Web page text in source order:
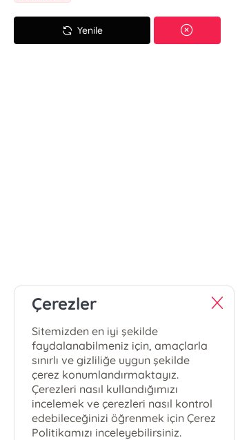
Yenile
Çerezler
Sitemizden en iyi şekilde
faydalanabilmeniz için, amaçlarla
sınırlı ve gizliliğe uygun şekilde
çerez konumlandırmaktayız.
Çerezleri nasıl kullandığımızı
incelemek ve çerezleri nasıl kontrol
edebileceğinizi öğrenmek için Çerez
Politikamızı inceleyebilirsiniz.